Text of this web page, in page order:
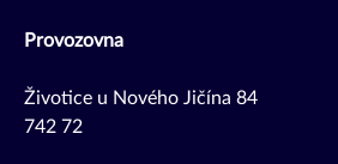
Provozovna
Životice u Nového Jičína 84
742 72